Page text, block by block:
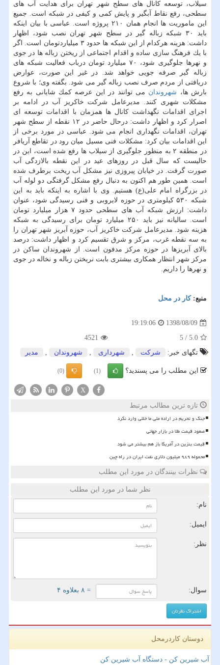
سیلاب، توسعه كانال های سطح شهر تهران برای هدایت آب های
سطحی، رفع نقاط آبگیر و پایش كمی و كیفی در شبكه است. جمیع
این ماموریت ها انجام همان ۲۱۰ پروژه است. عباسی با بیان اینكه
باید ۳۰ شبكه زباله گیر در سطح شهر تهران نصب شود، اظهار
داشت: هزینه هركدام از این شبكه ها حدود ۳ میلیاردتومان است. اگر
با یك فرهنگ سازی ساده و اقدام اجتماعی از ریختن زباله ها در جوی
و نهرها جلوگیری شود، ۷۰ میلیارد تومان درباب فعالیت شبكه های
زباله گیر صرفه جویی خواهد شد. در غیر این صورت، عوارض
دریافتی از مردم صرف نصب زباله گیر می شود. بگفته وی؛ با شروع
بارش ها، شهروندان می توانند در این عرصه كمك شایانی به رفع
مشكلات شهری كنند. مدیرعامل شركت خاكریز آب در ادامه بر
اجرای اقدامات نگهداشت كانال ها همزمان با اقدامات توسعه ای
اصرار كرد و اظهار داشت: درحال حاضر در ۱۲ نقطه از سطح شهر
تهران، اقدامات نگهداری انجام می شود. عباسی در مورد برخی از
این اقدامات بیان كرد: مشكلات فنی مسیل میان رود در تقاطع آریافر
در منطقه ۲ به منظور جلوگیری از سیلاب ها رفع شده است، این در
حالیست كه سال قبل در روزهای عید در این نقطه بالازدگی آب
صورت گرفت. در خیابان پیروزی نیز مشكل آب ریخت برطرف شده
است. همین طور هم اكنون به دنبال رفع مشكل گرفتگی دو لوله آب
در بزرگراه امام علی(ع) هستیم. وی با اشاره به اینكه باید به این
شبكه ۵۳۰ كیلومتری در حوزه لایروبی و فنی رسیدگی شود، عنوان
داشت: ارزش شبكه آب های سطحی حدود ۷ هزار میلیارد تومان
است. سالیانه نیز باید ۲۵۰ میلیارد تومان برای رسیدگی به شبكه
هزینه شود. مدیرعامل شركت خاكریز آب، حوزه آبریز شهر تهران را
به سه نقطه غرب، مركز و شرق تقسیم كرد و اظهار داشت: درصد
بالای آبریزها در حوزه مركز مدفون است. از شهروندان ساكن در
مركز شهر انتظار همكاری بیشتری بابت نریختن زباله و نخاله در جوی
و نهرها را داریم.
منبع:كار در محل
1398/08/09
19:19:06
5.0
/
5
4521
تگهای خبر:
شركت , شهرداری , شهروندان , مدیر
این مطلب را می پسندید؟ (1)
(0)
X
تازه ترین مطالب مرتبط
جنگ و تحریم در اراده ملی ما خللی وارد نکرد
صعود قیمت طلا در بازار جهانی
قیمت بنزین در آمریکا باز هم بیشتر می شود
محموله ۹۸۹ میلیون دلاری نفت ایران در راه چین
نظرات بینندگان در مورد این مطلب
نظر شما در مورد این مطلب
نام:
ایمیل:
نظر:
سوال: = ۸ بعلاوه ۴
دوستان کاردرمحل
آب شیرین کن - دستگاه آب شیرین کن